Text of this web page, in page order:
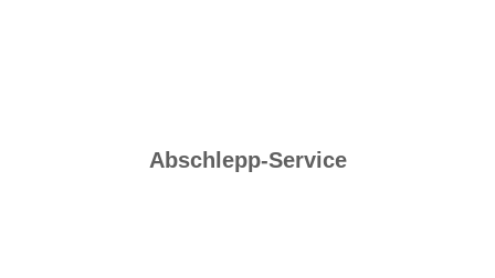
Abschlepp-Service